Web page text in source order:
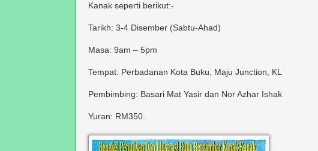
Kanak seperti berikut:-
Tarikh: 3-4 Disember (Sabtu-Ahad)
Masa: 9am – 5pm
Tempat: Perbadanan Kota Buku, Maju Junction, KL
Pembimbing: Basari Mat Yasir dan Nor Azhar Ishak
Yuran: RM350.